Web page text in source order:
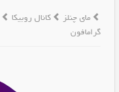
مای چنلز کانال روبیکا
گرامافون